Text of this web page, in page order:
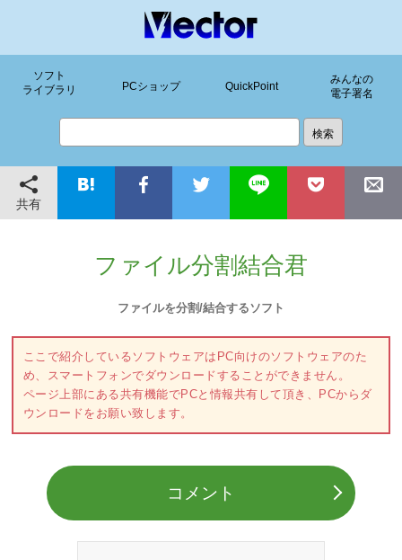
ソフト
ライブラリ
PCショップ QuickPoint
みんなの
電子署名
共有
ファイル分割結合君
ファイルを分割/結合するソフト
ここで紹介しているソフトウェアはPC向けのソフトウェアのた
め、スマートフォンでダウンロードすることができません。
ページ上部にある共有機能でPCと情報共有して頂き、PCからダ
ウンロードをお願い致します。
コメント